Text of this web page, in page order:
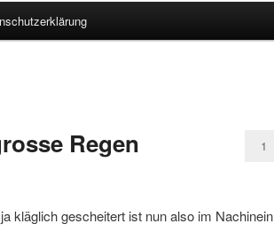
Regen 1
kläglich gescheitert ist nun also im Nachinein